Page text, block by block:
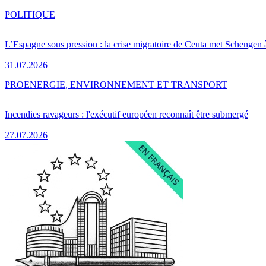
L’Espagne sous pression : la crise migratoire de Ceuta met Schengen
31.07.2026
POLITIQUE
Incendies ravageurs : l'exécutif européen reconnaît être submergé
27.07.2026
PROENERGIE, ENVIRONNEMENT ET TRANSPORT